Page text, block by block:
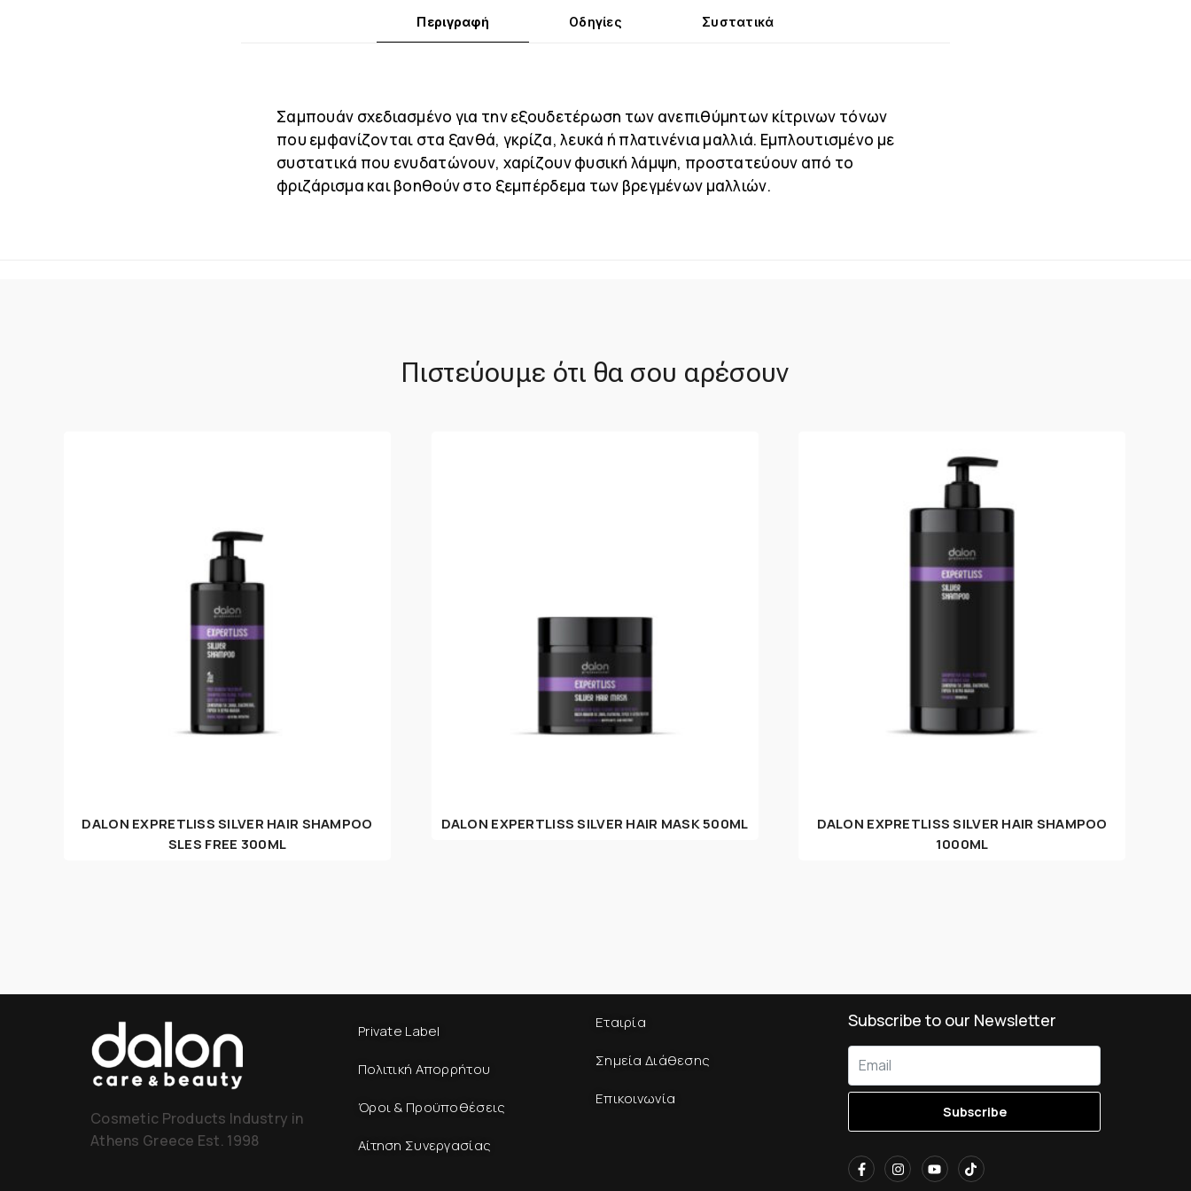
Περιγραφή Οδηγίες Συστατικά
Σαμπουάν σχεδιασμένο για την εξουδετέρωση των ανεπιθύμητων κίτρινων τόνων
που εμφανίζονται στα ξανθά, γκρίζα, λευκά ή πλατινένια μαλλιά. Εμπλουτισμένο με
συστατικά που ενυδατώνουν, χαρίζουν φυσική λάμψη, προστατεύουν από το
φριζάρισμα και βοηθούν στο ξεμπέρδεμα των βρεγμένων μαλλιών.
Πιστεύουμε ότι θα σου αρέσουν
DALON EXΡRETLISS SILVER HAIR SHAMPOO
SLES FREE 300ML
DALON EXPERTLISS SILVER HAIR MASK 500ML
DALON EXΡRETLISS SILVER HAIR SHAMPOO
1000ML
Cosmetic Products Industry in
Athens Greece Est. 1998
Private Label
Πολιτική Απορρήτου
Όροι & Προϋποθέσεις
Αίτηση Συνεργασίας
Εταιρία
Σημεία Διάθεσης
Επικοινωνία
Subscribe to our Newsletter
Subscribe